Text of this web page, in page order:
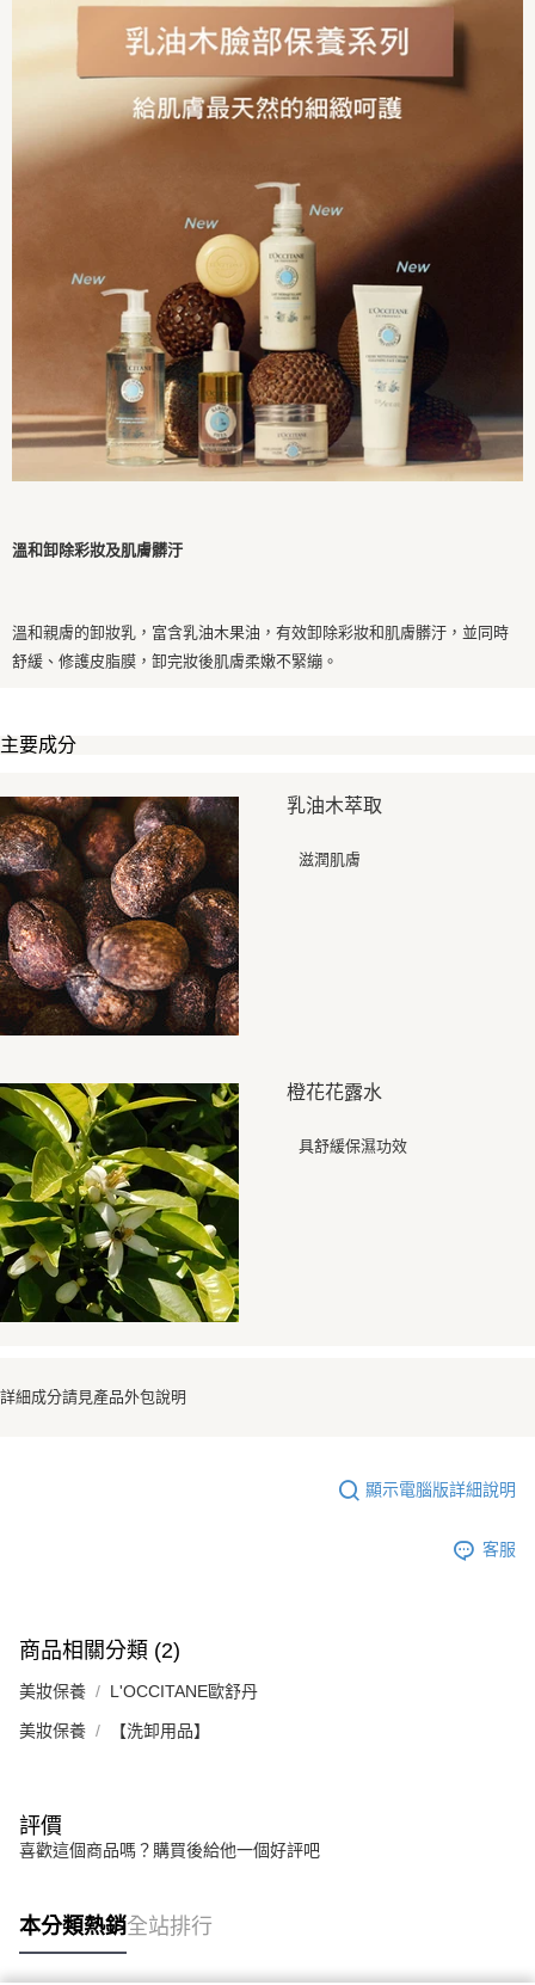
3.完整用戶服務條款，請詳閱以下連結：https://oppay.tw/userRule
客戶支援中心」https://netprotections.freshdesk.com/support/home
１．透過由恩沛科技股份有限公司提供之「AFTEE先享後付」服務完成之交
易，需依本服務之必要範圍內提供個人資料，並將交易相關給付款項請求債
權轉讓予恩沛科技股份有限公司。
２．關於個人資料處理事宜，請瀏覽以下網址：
３．未成年的使用者請事先徵得法定代理人或監護人之同意方可使用
「AFTEE先享後付」，若未經同意申辦者引起之損失，本公司不負相關責
４．使用「AFTEE先享後付」時，將依據個別帳號之用戶狀況，依本公司即
時審查核予不同之上限額度；若仍有額度不足之情形，本公司將視審查結果
請求用戶進行身份認證。
５．嚴禁一人註冊多個帳號或使用他人資訊註冊。若發現惡意使用之情形，
恩沛科技股份有限公司將有權停止該用戶之使用額度並採取法律行動。
請自備購物袋，若需購買紙袋可現場詢問
溫和卸除彩妝及肌膚髒汙
溫和親膚的卸妝乳，富含乳油木果油，有效卸除彩妝和肌膚髒汙，並同時
舒緩、修護皮脂膜，卸完妝後肌膚柔嫩不緊繃。
主要成分
乳油木萃取
滋潤肌膚
橙花花露水
具舒緩保濕功效
詳細成分請見產品外包說明
顯示電腦版詳細說明
客服
商品相關分類 (2)
美妝保養 L'OCCITANE歐舒丹
美妝保養 【洗卸用品】
評價
喜歡這個商品嗎？購買後給他一個好評吧
本分類熱銷全站排行